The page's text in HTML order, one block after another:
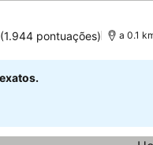
(1.944 pontuações) a 0.1